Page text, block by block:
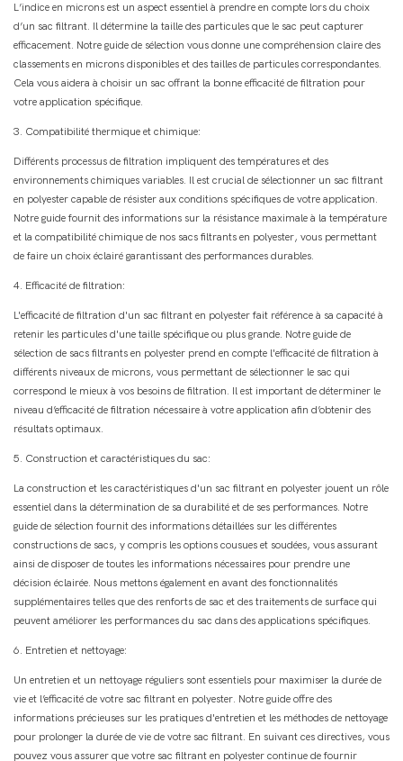
L’indice en microns est un aspect essentiel à prendre en compte lors du choix
d’un sac filtrant. Il détermine la taille des particules que le sac peut capturer
efficacement. Notre guide de sélection vous donne une compréhension claire des
classements en microns disponibles et des tailles de particules correspondantes.
Cela vous aidera à choisir un sac offrant la bonne efficacité de filtration pour
votre application spécifique.
3. Compatibilité thermique et chimique:
Différents processus de filtration impliquent des températures et des
environnements chimiques variables. Il est crucial de sélectionner un sac filtrant
en polyester capable de résister aux conditions spécifiques de votre application.
Notre guide fournit des informations sur la résistance maximale à la température
et la compatibilité chimique de nos sacs filtrants en polyester, vous permettant
de faire un choix éclairé garantissant des performances durables.
4. Efficacité de filtration:
L'efficacité de filtration d'un sac filtrant en polyester fait référence à sa capacité à
retenir les particules d'une taille spécifique ou plus grande. Notre guide de
sélection de sacs filtrants en polyester prend en compte l'efficacité de filtration à
différents niveaux de microns, vous permettant de sélectionner le sac qui
correspond le mieux à vos besoins de filtration. Il est important de déterminer le
niveau d’efficacité de filtration nécessaire à votre application afin d’obtenir des
résultats optimaux.
5. Construction et caractéristiques du sac:
La construction et les caractéristiques d'un sac filtrant en polyester jouent un rôle
essentiel dans la détermination de sa durabilité et de ses performances. Notre
guide de sélection fournit des informations détaillées sur les différentes
constructions de sacs, y compris les options cousues et soudées, vous assurant
ainsi de disposer de toutes les informations nécessaires pour prendre une
décision éclairée. Nous mettons également en avant des fonctionnalités
supplémentaires telles que des renforts de sac et des traitements de surface qui
peuvent améliorer les performances du sac dans des applications spécifiques.
6. Entretien et nettoyage:
Un entretien et un nettoyage réguliers sont essentiels pour maximiser la durée de
vie et l’efficacité de votre sac filtrant en polyester. Notre guide offre des
informations précieuses sur les pratiques d'entretien et les méthodes de nettoyage
pour prolonger la durée de vie de votre sac filtrant. En suivant ces directives, vous
pouvez vous assurer que votre sac filtrant en polyester continue de fournir